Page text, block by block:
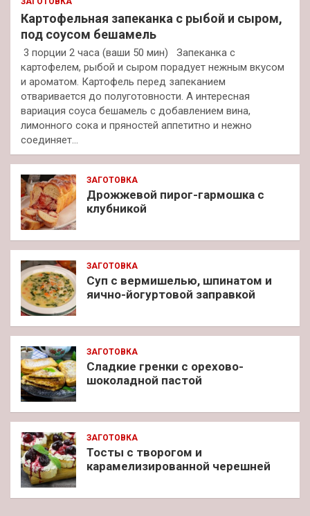
Картофельная запеканка с рыбой и сыром,
под соусом бешамель
3 порции 2 часа (ваши 50 мин) Запеканка с
картофелем, рыбой и сыром порадует нежным вкусом
и ароматом. Картофель перед запеканием
отваривается до полуготовности. А интересная
вариация соуса бешамель с добавлением вина,
лимонного сока и пряностей аппетитно и нежно
соединяет…
ЗАГОТОВКА
Дрожжевой пирог-гармошка с
клубникой
ЗАГОТОВКА
Суп с вермишелью, шпинатом и
яично-йогуртовой заправкой
ЗАГОТОВКА
Сладкие гренки с орехово-
шоколадной пастой
ЗАГОТОВКА
Тосты с творогом и
карамелизированной черешней